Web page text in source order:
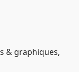
& graphiques,